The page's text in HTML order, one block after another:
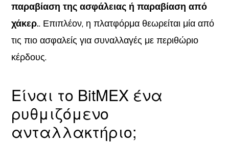
παραβίαση της ασφάλειας ή παραβίαση από
χάκερ.. Επιπλέον, η πλατφόρμα θεωρείται μία από
τις πιο ασφαλείς για συναλλαγές με περιθώριο
κέρδους.
Είναι το BitMEX ένα
ρυθμιζόμενο
ανταλλακτήριο;